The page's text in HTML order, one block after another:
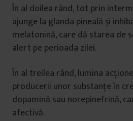
În al doilea rând, tot prin
ajunge la glanda pineală și
melatonină, care dă starea de
alert pe perioada zilei.
În al treilea rând, lumina
producerii unor substanțe în
dopamină sau norepinefrină,
afectivă.